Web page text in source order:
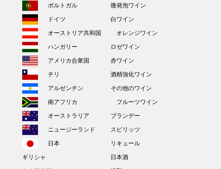
ポルトガル
ドイツ
オーストリア共和国
ハンガリー
アメリカ合衆国
チリ
アルゼンチン
南アフリカ
オーストラリア
ニュージーランド
日本
ギリシャ
微発泡ワイン
白ワイン
オレンジワイン
ロゼワイン
赤ワイン
酒精強化ワイン
その他のワイン
フルーツワイン
ブランデー
スピリッツ
リキュール
日本酒